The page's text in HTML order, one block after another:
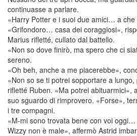
continuasse a parlare.
«Harry Potter e i suoi due amici… a
«Grifondoro… casa dei coraggiosi»,
Marius rifletté, cullato dal battello.
«Non so dove finirò, ma spero che ci
sereno.
«Oh beh, anche a me piacerebbe»,
«Non so se ti potrei sopportare a
rifletté Ruben. «Ma potrei abituarmici»,
suo sguardo di rimprovero. «Forse»,
i tre compagni.
«M-mi sono trovata bene con voi
Wizzy non è male», affermò Astrid